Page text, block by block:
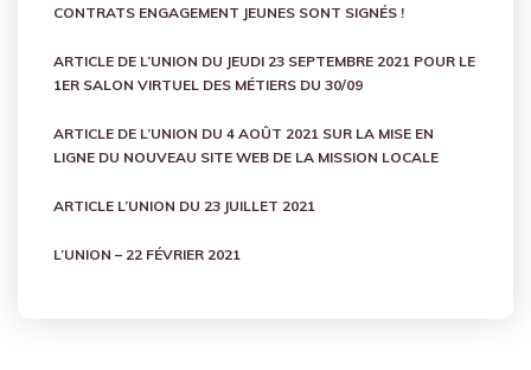
CONTRATS ENGAGEMENT JEUNES SONT SIGNÉS !
ARTICLE DE L’UNION DU JEUDI 23 SEPTEMBRE 2021 POUR LE
1ER SALON VIRTUEL DES MÉTIERS DU 30/09
ARTICLE DE L’UNION DU 4 AOÛT 2021 SUR LA MISE EN
LIGNE DU NOUVEAU SITE WEB DE LA MISSION LOCALE
ARTICLE L’UNION DU 23 JUILLET 2021
L’UNION – 22 FÉVRIER 2021